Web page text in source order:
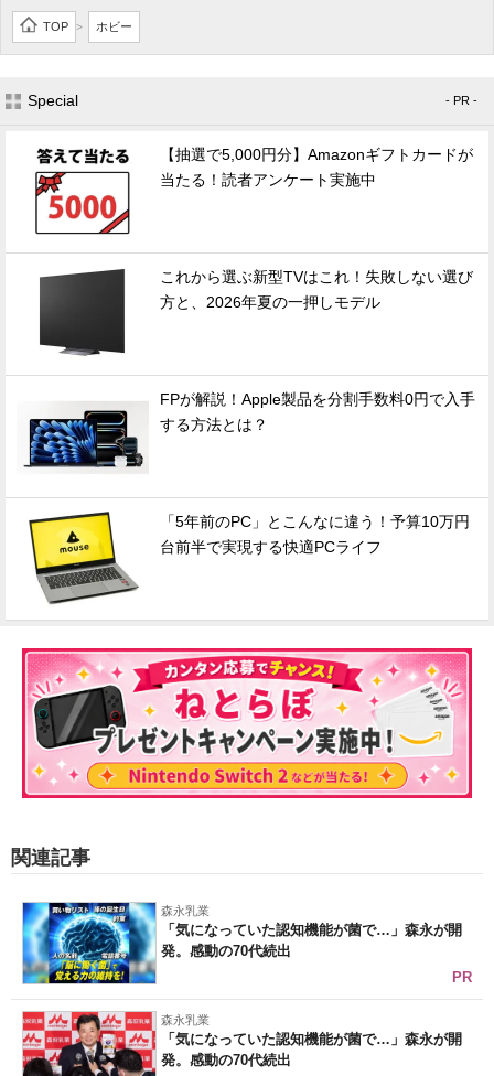
TOP > ホビー
Special - PR -
【抽選で5,000円分】Amazonギフトカードが
当たる！読者アンケート実施中
これから選ぶ新型TVはこれ！失敗しない選び
方と、2026年夏の一押しモデル
FPが解説！Apple製品を分割手数料0円で入手
する方法とは？
「5年前のPC」とこんなに違う！予算10万円
台前半で実現する快適PCライフ
関連記事
森永乳業
「気になっていた認知機能が菌で…」森永が開
発。感動の70代続出
PR
森永乳業
「気になっていた認知機能が菌で…」森永が開
発。感動の70代続出